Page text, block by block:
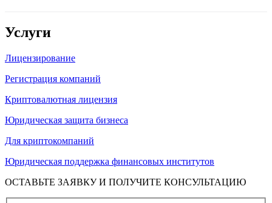
Услуги
Лицензирование
Регистрация компаний
Криптовалютная лицензия
Юридическая защита бизнеса
Для криптокомпаний
Юридическая поддержка финансовых институтов
ОСТАВЬТЕ ЗАЯВКУ И ПОЛУЧИТЕ КОНСУЛЬТАЦИЮ